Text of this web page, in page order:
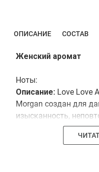
ОПИСАНИЕ СОСТАВ
Женский аромат
Ноты:
Описание:Love Love
Morgan создан для
изысканность,
настоящей леди. Эта
ей! Яркий и